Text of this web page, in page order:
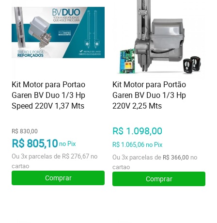
Kit Motor para Portao
Garen BV Duo 1/3 Hp
Speed 220V 1,37 Mts
R$ 830,00
R$ 805,10no Pix
Ou3x parcelas de R$ 276,67 no
cartao
Comprar
Kit Motor para Portão
Garen BV Duo 1/3 Hp
220V 2,25 Mts
R$ 1.098,00
R$ 1.065,06no Pix
Ou3x parcelas de R$ 366,00 no
cartao
Comprar